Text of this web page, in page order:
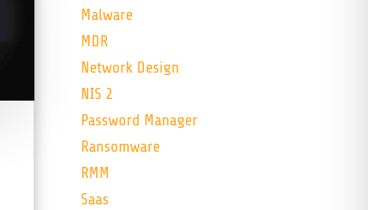
Malware
MDR
Network Design
NIS 2
Password Manager
Ransomware
RMM
Saas